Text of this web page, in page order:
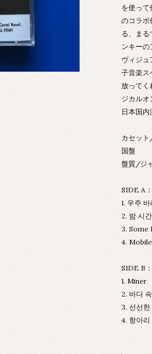
を使って
のコラボ
る、ま
ンキーの
ヴィジ
子音楽ス
放ってく
ジカル
日本国内
カセッ
国盤
盤質/ジ
SIDE A：
1. 우주
2. 밤 시
3. Some
4.
SIDE B：
1. Miner
2. 바다
3. 선선
4. 항아